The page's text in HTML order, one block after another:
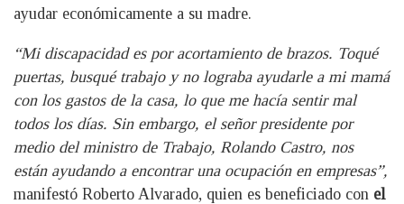
ayudar económicamente a su madre.
“Mi discapacidad es por acortamiento de brazos. Toqué
puertas, busqué trabajo y no lograba ayudarle a mi mamá
con los gastos de la casa, lo que me hacía sentir mal
todos los días. Sin embargo, el señor presidente por
medio del ministro de Trabajo, Rolando Castro, nos
están ayudando a encontrar una ocupación en empresas”,
manifestó Roberto Alvarado, quien es beneficiado con el